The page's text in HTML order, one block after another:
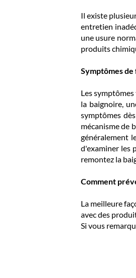
Il existe
entretien
une usure
produits
Symptômes de
Les
la baignoire,
symptômes
mécanisme de
généralement
d'examiner les
remontez la
Comment
La meilleure
avec des
Si vous